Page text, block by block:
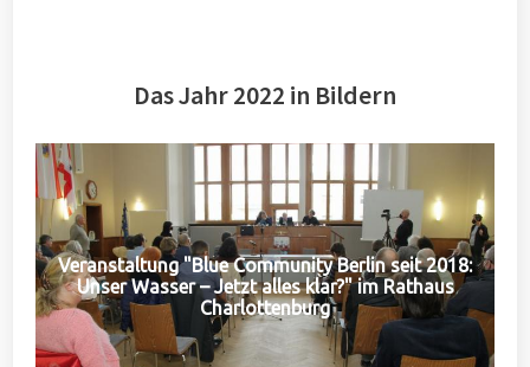
Das Jahr 2022 in Bildern
Veranstaltung "Blue Community Berlin seit 2018:
Unser Wasser – Jetzt alles klar?" im Rathaus
Charlottenburg